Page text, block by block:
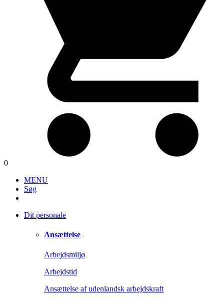
0
MENU
Søg
Dit personale
Ansættelse
Arbejdsmiljø
Arbejdstid
Ansættelse af udenlandsk arbejdskraft